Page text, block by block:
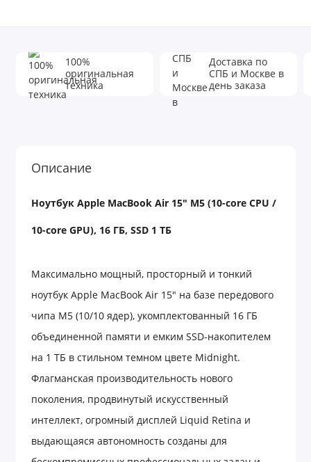
100%
оригинальная
техника
Доставка по
СПБ и Москве в
день заказа
Описание
Ноутбук Apple MacBook Air 15" M5 (10-core CPU /
10-core GPU), 16 ГБ, SSD 1 ТБ
Максимально мощный, просторный и тонкий
ноутбук Apple MacBook Air 15" на базе передового
чипа M5 (10/10 ядер), укомплектованный 16 ГБ
объединенной памяти и емким SSD-накопителем
на 1 ТБ в стильном темном цвете Midnight.
Флагманская производительность нового
поколения, продвинутый искусственный
интеллект, огромный дисплей Liquid Retina и
выдающаяся автономность созданы для